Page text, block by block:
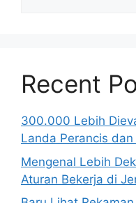
Recent
300.000 Lebih
Landa Perancis dan
Mengenal Lebih
Aturan Bekerja di